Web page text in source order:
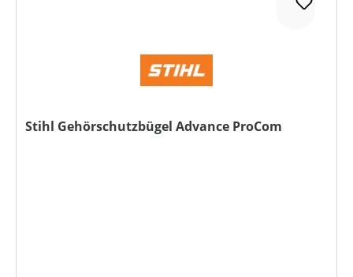
Stihl Gehörschutzbügel Advance ProCom